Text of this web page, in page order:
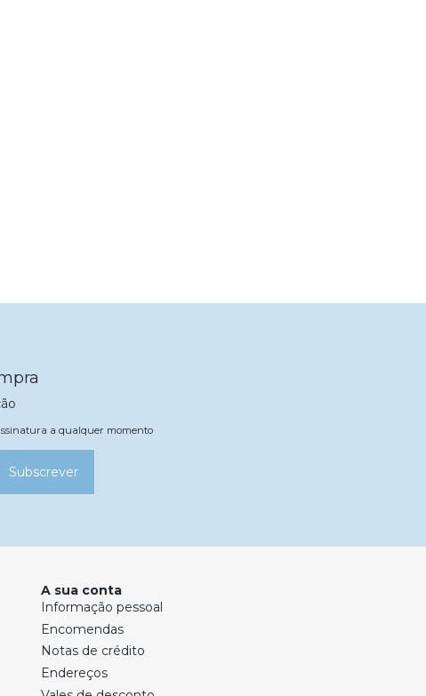
a qualquer momento
Subscrever
A sua conta
Informação pessoal
Encomendas
Notas de crédito
Endereços